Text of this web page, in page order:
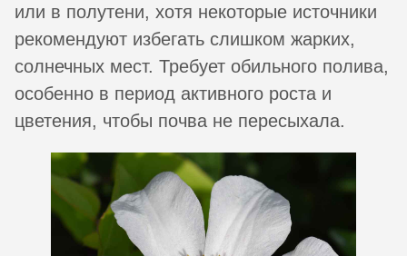
или в полутени, хотя некоторые источники
рекомендуют избегать слишком жарких,
солнечных мест. Требует обильного полива,
особенно в период активного роста и
цветения, чтобы почва не пересыхала.